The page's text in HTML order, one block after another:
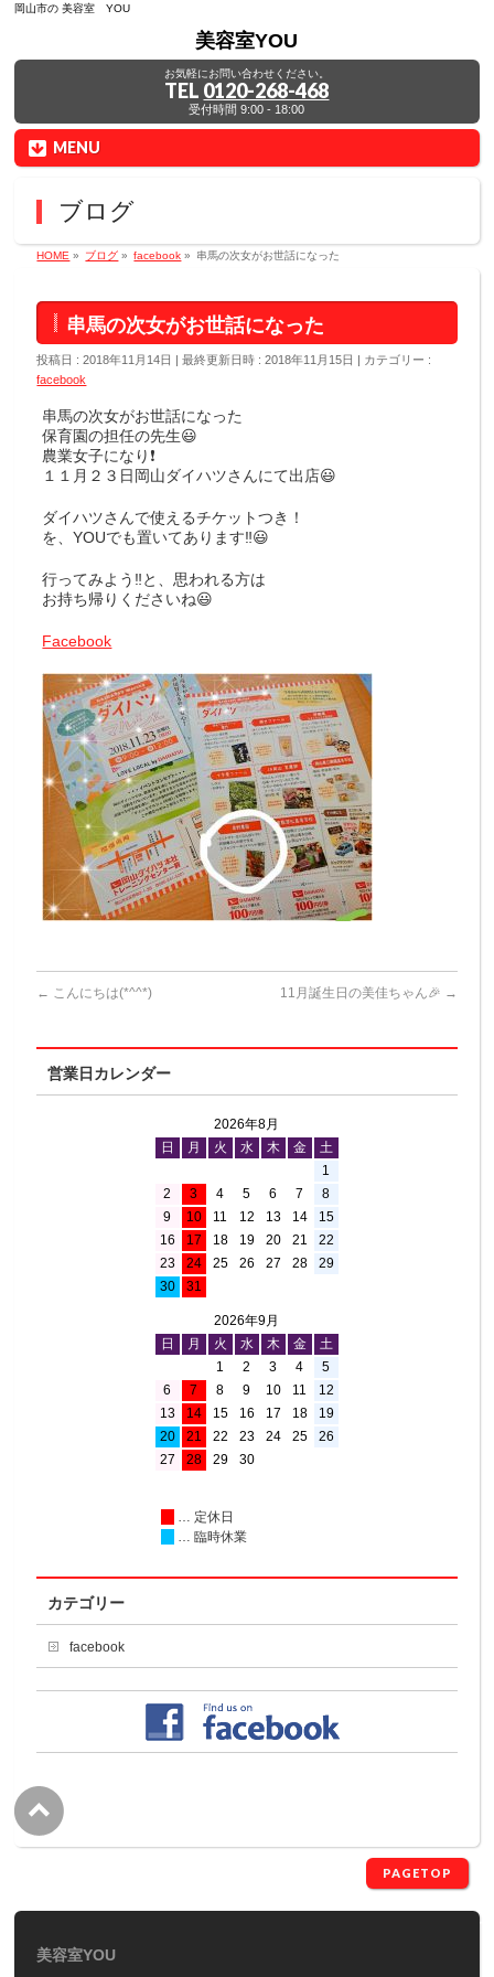
岡山市の 美容室 YOU
美容室YOU
お気軽にお問い合わせください。
TEL 0120-268-468
受付時間 9:00 - 18:00
MENU
ブログ
HOME » ブログ » facebook » 串馬の次女がお世話になった
串馬の次女がお世話になった
投稿日 : 2018年11月14日 最終更新日時 : 2018年11月15日
カテゴリー :
facebook
串馬の次女がお世話になった
保育園の担任の先生😃
農業女子になり❗
１１月２３日岡山ダイハツさんにて出店😃
ダイハツさんで使えるチケットつき！
を、YOUでも置いてあります‼️😃
行ってみよう‼️と、思われる方は
お持ち帰りくださいね😃
Facebook
← こんにちは(*^^*) 11月誕生日の美佳ちゃん🎉 →
営業日カレンダー
2026年8月
日
月 火 水 木 金
土
1
2
3 4 5 6 7
8
9
10 11 12 13 14
15
16
17 18 19 20 21
22
23
24 25 26 27 28
29
30
31
2026年9月
日
月 火 水 木 金
土
1
2 3 4
5
6
7 8 9 10 11
12
13
14 15 16 17 18
19
20
21 22 23 24 25
26
27
28 29 30
… 定休日
… 臨時休業
カテゴリー
facebook
PAGETOP
美容室YOU